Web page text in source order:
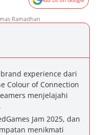
Ramadhan
brand experience dari
Colour of Connection
menjelajahi
Jam 2025, dan
menikmati